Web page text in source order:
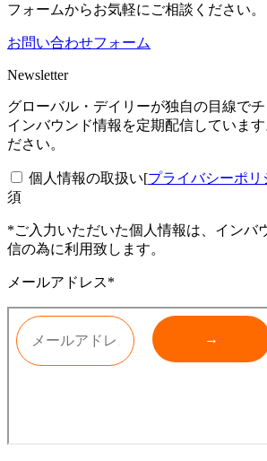
フォームからお気軽にご相談ください。
お問い合わせフォーム
Newsletter
グローバル・デイリーが独自の目線で
インバウンド情報を定期配信していま
ださい。
個人情報の取扱い[プライバシーポリ
須
*ご入力いただいた個人情報は、インバ
信の為に利用致します。
メールアドレス*